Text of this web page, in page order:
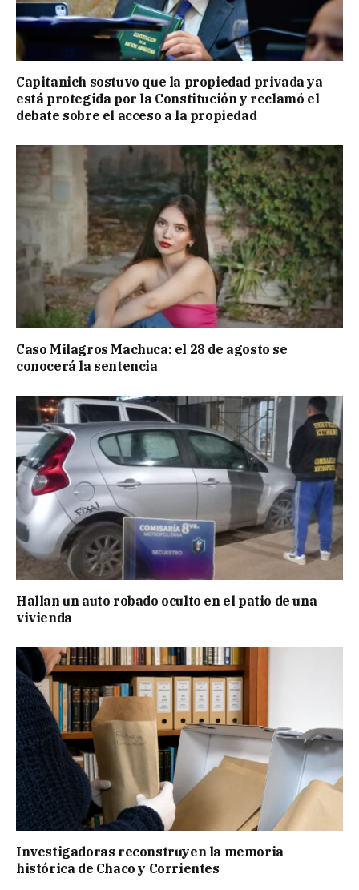
Capitanich sostuvo que la propiedad privada ya
está protegida por la Constitución y reclamó el
debate sobre el acceso a la propiedad
Caso Milagros Machuca: el 28 de agosto se
conocerá la sentencia
Hallan un auto robado oculto en el patio de una
vivienda
Investigadoras reconstruyen la memoria
histórica de Chaco y Corrientes